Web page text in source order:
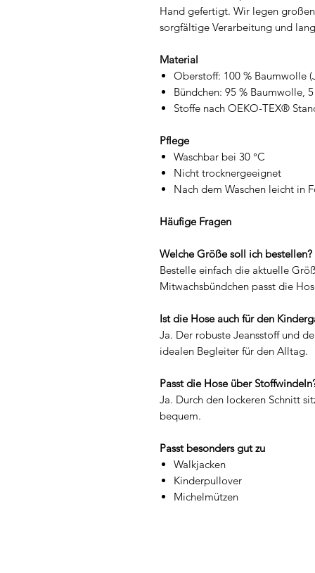
Hand gefertigt. Wir legen
sorgfältige Verarbeitung und
Material
Oberstoff: 100 % Baumwolle
Bündchen: 95 % Baumwolle,
Stoffe nach OEKO-TEX®
Pflege
Waschbar bei 30 °C
Nicht trocknergeeignet
Nach dem Waschen leicht in
Häufige Fragen
Welche Größe soll ich bestellen?
Bestelle einfach die aktuelle
Mitwachsbündchen passt die
Ist die Hose auch für den
Ja. Der robuste Jeansstoff und
idealen Begleiter für den Alltag.
Passt die Hose über
Ja. Durch den lockeren Schnitt
bequem.
Passt besonders gut zu
Walkjacken
Kinderpullover
Michelmützen